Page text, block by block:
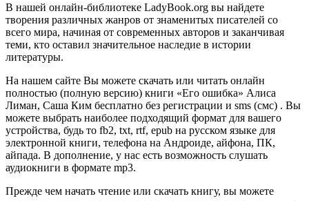
В нашей онлайн-библиотеке LadyBook.org вы найдете
творения различных жанров от знаменитых писателей со
всего мира, начиная от современных авторов и заканчивая
теми, кто оставил значительное наследие в истории
литературы.
На нашем сайте Вы можете скачать или читать онлайн
полностью (полную версию) книги «Его ошибка» Алиса
Лиман, Саша Ким бесплатно без регистрации и sms (смс) . Вы
можете выбрать наиболее подходящий формат для вашего
устройства, будь то fb2, txt, rtf, epub на русском языке для
электронной книги, телефона на Андроиде, айфона, ПК,
айпада. В дополнение, у нас есть возможность слушать
аудиокниги в формате mp3.
Прежде чем начать чтение или скачать книгу, вы можете